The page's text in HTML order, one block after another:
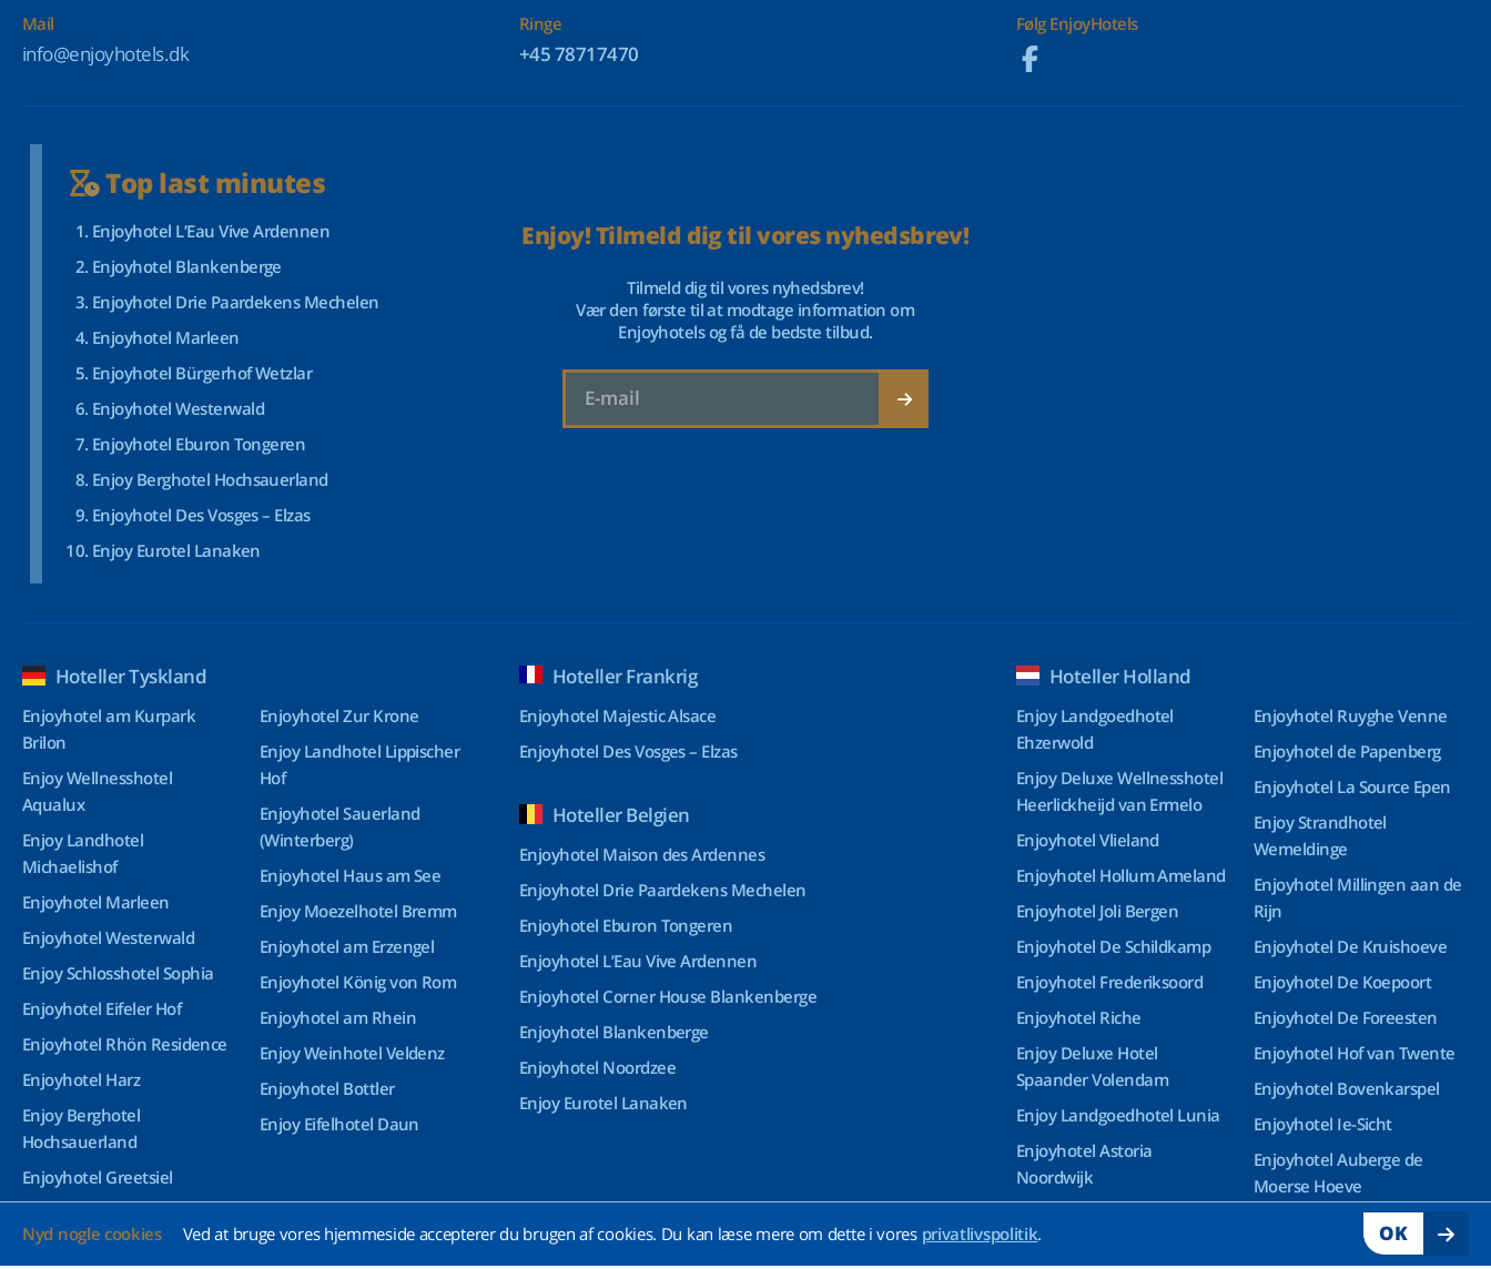
Nyd nogle cookies Ved at bruge vores hjemmeside accepterer du brugen af cookies. Du kan læse mere om dette i vores privatlivspolitik. OK
Mail
info@enjoyhotels.dk
Ringe
+45 78717470
Følg EnjoyHotels
Top last minutes
Enjoyhotel L’Eau Vive Ardennen
Enjoyhotel Blankenberge
Enjoyhotel Drie Paardekens Mechelen
Enjoyhotel Marleen
Enjoyhotel Bürgerhof Wetzlar
Enjoyhotel Westerwald
Enjoyhotel Eburon Tongeren
Enjoy Berghotel Hochsauerland
Enjoyhotel Des Vosges – Elzas
Enjoy Eurotel Lanaken
Enjoy! Tilmeld dig til vores nyhedsbrev!
Tilmeld dig til vores nyhedsbrev!
Vær den første til at modtage information om
Enjoyhotels og få de bedste tilbud.
Hoteller Tyskland
Enjoyhotel am Kurpark
Brilon
Enjoy Wellnesshotel
Aqualux
Enjoy Landhotel
Michaelishof
Enjoyhotel Marleen
Enjoyhotel Westerwald
Enjoy Schlosshotel Sophia
Enjoyhotel Eifeler Hof
Enjoyhotel Rhön Residence
Enjoyhotel Harz
Enjoy Berghotel
Hochsauerland
Enjoyhotel Greetsiel
Wetzlar
Enjoyhotel Zur Krone
Enjoy Landhotel Lippischer
Hof
Enjoyhotel Sauerland
(Winterberg)
Enjoyhotel Haus am See
Enjoy Moezelhotel Bremm
Enjoyhotel am Erzengel
Enjoyhotel König von Rom
Enjoyhotel am Rhein
Enjoy Weinhotel Veldenz
Enjoyhotel Bottler
Enjoy Eifelhotel Daun
Hoteller Frankrig
Enjoyhotel Majestic Alsace
Enjoyhotel Des Vosges – Elzas
Hoteller Belgien
Enjoyhotel Maison des Ardennes
Enjoyhotel Drie Paardekens Mechelen
Enjoyhotel Eburon Tongeren
Enjoyhotel L’Eau Vive Ardennen
Enjoyhotel Corner House Blankenberge
Enjoyhotel Blankenberge
Enjoyhotel Noordzee
Enjoy Eurotel Lanaken
Hoteller Holland
Enjoy Landgoedhotel
Ehzerwold
Enjoy Deluxe Wellnesshotel
Heerlickheijd van Ermelo
Enjoyhotel Vlieland
Enjoyhotel Hollum Ameland
Enjoyhotel Joli Bergen
Enjoyhotel De Schildkamp
Enjoyhotel Frederiksoord
Enjoyhotel Riche
Enjoy Deluxe Hotel
Spaander Volendam
Enjoy Landgoedhotel Lunia
Enjoyhotel Astoria
Noordwijk
Groningen
Enjoyhotel Ruyghe Venne
Enjoyhotel de Papenberg
Enjoyhotel La Source Epen
Enjoy Strandhotel
Wemeldinge
Enjoyhotel Millingen aan de
Rijn
Enjoyhotel De Kruishoeve
Enjoyhotel De Koepoort
Enjoyhotel De Foreesten
Enjoyhotel Hof van Twente
Enjoyhotel Bovenkarspel
Enjoyhotel Ie-Sicht
Enjoyhotel Auberge de
Moerse Hoeve